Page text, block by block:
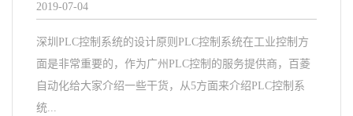
2019-07-04
深圳PLC控制系统的设计原则PLC控制系统在工业控制方
面是非常重要的，作为广州PLC控制的服务提供商，百菱
自动化给大家介绍一些干货，从5方面来介绍PLC控制系
统...